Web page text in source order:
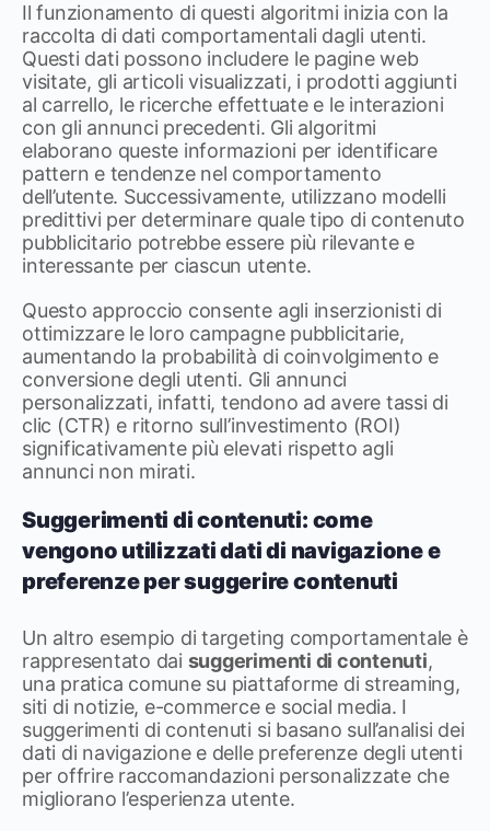
Il funzionamento di questi algoritmi inizia con la
raccolta di dati comportamentali dagli utenti.
Questi dati possono includere le pagine web
visitate, gli articoli visualizzati, i prodotti aggiunti
al carrello, le ricerche effettuate e le interazioni
con gli annunci precedenti. Gli algoritmi
elaborano queste informazioni per identificare
pattern e tendenze nel comportamento
dell’utente. Successivamente, utilizzano modelli
predittivi per determinare quale tipo di contenuto
pubblicitario potrebbe essere più rilevante e
interessante per ciascun utente.
Questo approccio consente agli inserzionisti di
ottimizzare le loro campagne pubblicitarie,
aumentando la probabilità di coinvolgimento e
conversione degli utenti. Gli annunci
personalizzati, infatti, tendono ad avere tassi di
clic (CTR) e ritorno sull’investimento (ROI)
significativamente più elevati rispetto agli
annunci non mirati.
Suggerimenti di contenuti: come
vengono utilizzati dati di navigazione e
preferenze per suggerire contenuti
Un altro esempio di targeting comportamentale è
rappresentato dai suggerimenti di contenuti,
una pratica comune su piattaforme di streaming,
siti di notizie, e-commerce e social media. I
suggerimenti di contenuti si basano sull’analisi dei
dati di navigazione e delle preferenze degli utenti
per offrire raccomandazioni personalizzate che
migliorano l’esperienza utente.